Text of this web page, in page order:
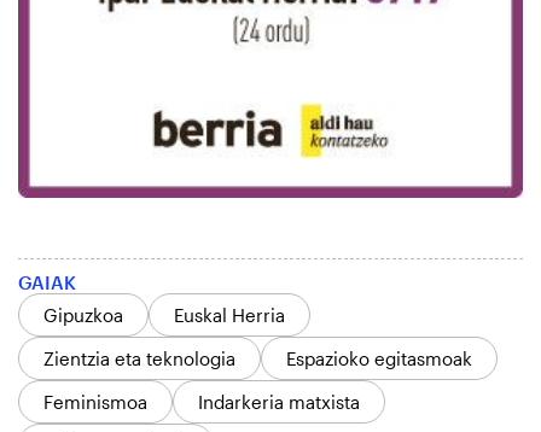
GAIAK
Gipuzkoa
Euskal Herria
Zientzia eta teknologia
Espazioko egitasmoak
Feminismoa
Indarkeria matxista